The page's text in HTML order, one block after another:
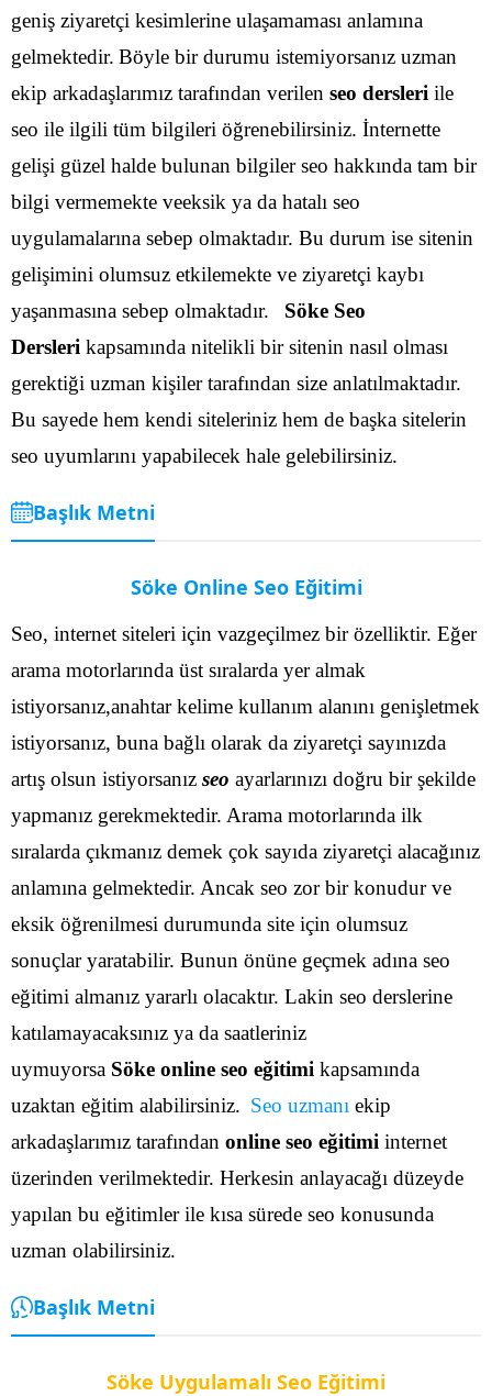
geniş ziyaretçi kesimlerine ulaşamaması anlamına
gelmektedir. Böyle bir durumu istemiyorsanız uzman
ekip arkadaşlarımız tarafından verilen seo dersleri ile
seo ile ilgili tüm bilgileri öğrenebilirsiniz. İnternette
gelişi güzel halde bulunan bilgiler seo hakkında tam bir
bilgi vermemekte veeksik ya da hatalı seo
uygulamalarına sebep olmaktadır. Bu durum ise sitenin
gelişimini olumsuz etkilemekte ve ziyaretçi kaybı
yaşanmasına sebep olmaktadır.
Söke Seo
Dersleri kapsamında nitelikli bir sitenin nasıl olması
gerektiği uzman kişiler tarafından size anlatılmaktadır.
Bu sayede hem kendi siteleriniz hem de başka sitelerin
seo uyumlarını yapabilecek hale gelebilirsiniz.
Başlık Metni
Söke Online Seo Eğitimi
Seo, internet siteleri için vazgeçilmez bir özelliktir. Eğer
arama motorlarında üst sıralarda yer almak
istiyorsanız,anahtar kelime kullanım alanını genişletmek
istiyorsanız, buna bağlı olarak da ziyaretçi sayınızda
artış olsun istiyorsanız seo ayarlarınızı doğru bir şekilde
yapmanız gerekmektedir. Arama motorlarında ilk
sıralarda çıkmanız demek çok sayıda ziyaretçi alacağınız
anlamına gelmektedir. Ancak seo zor bir konudur ve
eksik öğrenilmesi durumunda site için olumsuz
sonuçlar yaratabilir. Bunun önüne geçmek adına seo
eğitimi almanız yararlı olacaktır. Lakin seo derslerine
katılamayacaksınız ya da saatleriniz
uymuyorsa Söke online seo eğitimi kapsamında
uzaktan eğitim alabilirsiniz. Seo uzmanı ekip
arkadaşlarımız tarafından online seo eğitimi internet
üzerinden verilmektedir. Herkesin anlayacağı düzeyde
yapılan bu eğitimler ile kısa sürede seo konusunda
uzman olabilirsiniz.
Başlık Metni
Söke Uygulamalı Seo Eğitimi